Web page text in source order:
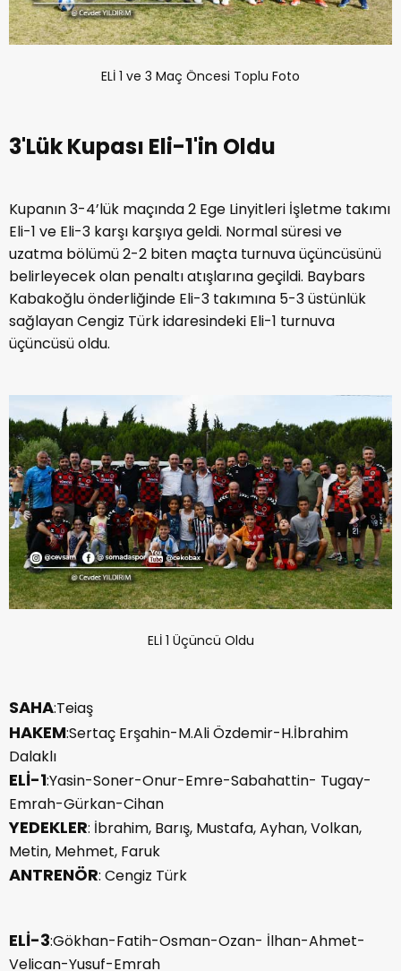
ELİ 1 ve 3 Maç Öncesi Toplu Foto
3'Lük Kupası Eli-1'in Oldu
Kupanın 3-4’lük maçında 2 Ege Linyitleri İşletme takımı
Eli-1 ve Eli-3 karşı karşıya geldi. Normal süresi ve
uzatma bölümü 2-2 biten maçta turnuva üçüncüsünü
belirleyecek olan penaltı atışlarına geçildi. Baybars
Kabakoğlu önderliğinde Eli-3 takımına 5-3 üstünlük
sağlayan Cengiz Türk idaresindeki Eli-1 turnuva
üçüncüsü oldu.
ELİ 1 Üçüncü Oldu
SAHA:Teiaş
HAKEM:Sertaç Erşahin-M.Ali Özdemir-H.İbrahim
Dalaklı
ELİ-1:Yasin-Soner-Onur-Emre-Sabahattin- Tugay-
Emrah-Gürkan-Cihan
YEDEKLER: İbrahim, Barış, Mustafa, Ayhan, Volkan,
Metin, Mehmet, Faruk
ANTRENÖR: Cengiz Türk
ELİ-3:Gökhan-Fatih-Osman-Ozan- İlhan-Ahmet-
Velican-Yusuf-Emrah